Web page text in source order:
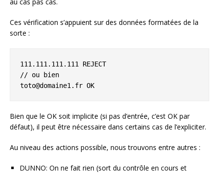
Ces vérification s’appuient sur des données formatées de la
sorte :
111.111.111.111 REJECT
// ou bien
toto@domaine1.fr OK
Bien que le OK soit implicite (si pas d’entrée, c’est OK par
défaut), il peut être nécessaire dans certains cas de l’expliciter.
Au niveau des actions possible, nous trouvons entre autres :
DUNNO: On ne fait rien (sort du contrôle en cours et